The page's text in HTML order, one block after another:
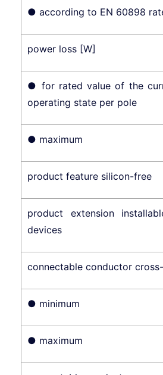
● according to EN 60898
power loss [W]
● for rated value of the
operating state per pole
● maximum
product feature silicon-free
product extension
devices
connectable conductor
● minimum
● maximum